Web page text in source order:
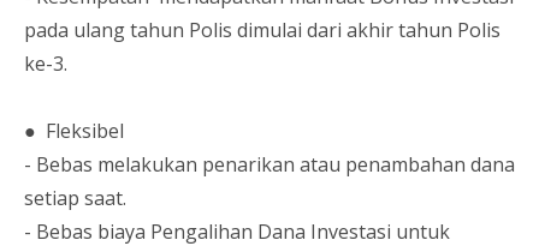
pada ulang tahun Polis dimulai dari akhir tahun Polis
ke-3.
● Fleksibel
- Bebas melakukan penarikan atau penambahan dana
setiap saat.
- Bebas biaya Pengalihan Dana Investasi untuk